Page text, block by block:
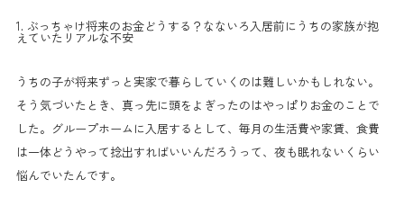
1. ぶっちゃけ将来のお金どうする？なないろ入居前にうちの家族が抱
えていたリアルな不安
うちの子が将来ずっと実家で暮らしていくのは難しいかもしれない。
そう気づいたとき、真っ先に頭をよぎったのはやっぱりお金のことで
した。グループホームに入居するとして、毎月の生活費や家賃、食費
は一体どうやって捻出すればいいんだろうって、夜も眠れないくらい
悩んでいたんです。